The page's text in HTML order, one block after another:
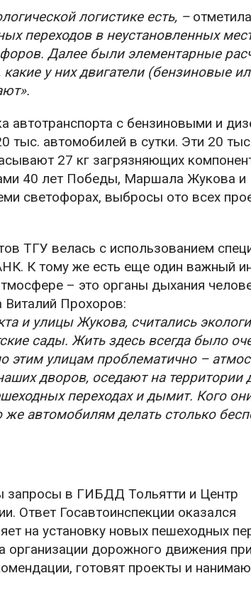
логистике есть, – отметила
переходов в неустановленных
Далее были элементарные
у них двигатели (бензиновые
автотранспорта с бензиновыми и
тыс. автомобилей в сутки. Эти 20
27 кг загрязняющих
40 лет Победы, Маршала Жукова и
светофорах, выбросы ото всех
ТГУ велась с использованием
К тому же есть еще один важный
– это органы дыхания
Виталий Прохоров:
и улицы Жукова, считались
сады. Жить здесь всегда было
этим улицам проблематично –
дворов, оседают на территории
переходах и дымит. Кого
автомобилям делать столько
запросы в ГИБДД Тольятти и Центр
Ответ Госавтоинспекции оказался
на установку новых пешеходных
организации дорожного движения при
готовят проекты и